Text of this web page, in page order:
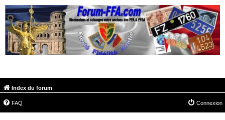
Index du forum
FAQ Connexion